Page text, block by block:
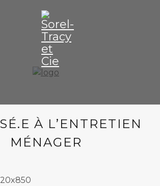
À L’ENTRETIEN
MÉNAGER